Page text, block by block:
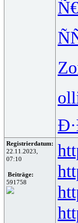
Registrierdatum:
22.11.2023,
07:10
Beiträge:
591758